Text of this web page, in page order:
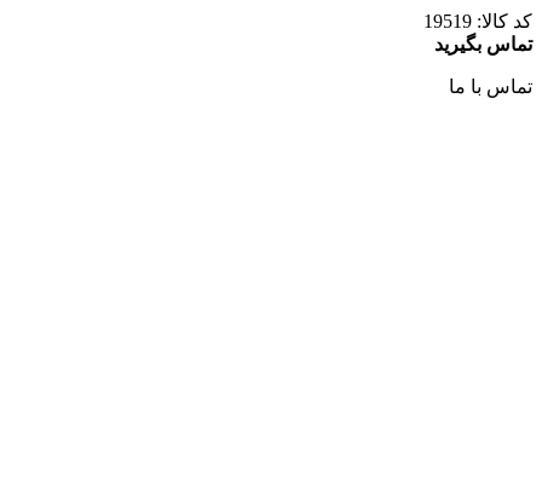
کد کالا: 19519
تماس بگیرید
تماس با ما